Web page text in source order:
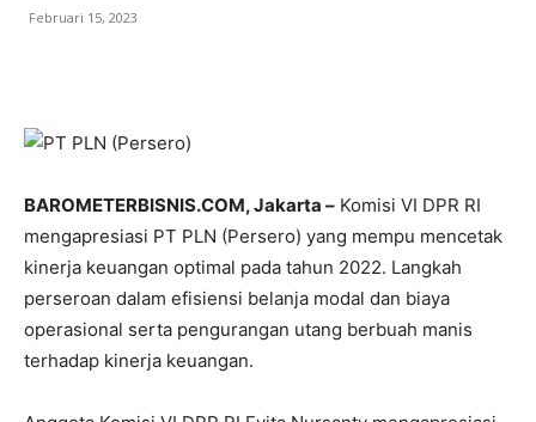
Februari 15, 2023
BAROMETERBISNIS.COM, Jakarta – Komisi VI DPR RI
mengapresiasi PT PLN (Persero) yang mempu mencetak
kinerja keuangan optimal pada tahun 2022. Langkah
perseroan dalam efisiensi belanja modal dan biaya
operasional serta pengurangan utang berbuah manis
terhadap kinerja keuangan.